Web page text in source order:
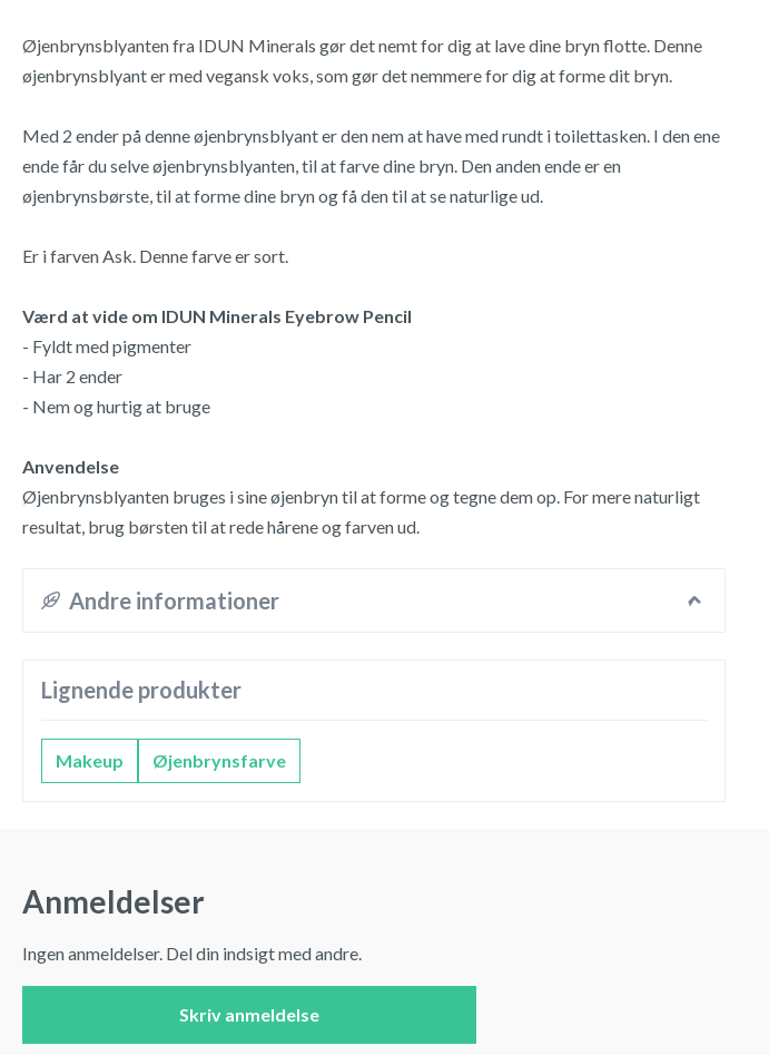
Øjenbrynsblyanten fra IDUN Minerals gør det nemt for dig at lave dine bryn flotte. Denne
øjenbrynsblyant er med vegansk voks, som gør det nemmere for dig at forme dit bryn.
Med 2 ender på denne øjenbrynsblyant er den nem at have med rundt i toilettasken. I den ene
ende får du selve øjenbrynsblyanten, til at farve dine bryn. Den anden ende er en
øjenbrynsbørste, til at forme dine bryn og få den til at se naturlige ud.
Er i farven Ask. Denne farve er sort.
Værd at vide om IDUN Minerals Eyebrow Pencil
- Fyldt med pigmenter
- Har 2 ender
- Nem og hurtig at bruge
Anvendelse
Øjenbrynsblyanten bruges i sine øjenbryn til at forme og tegne dem op. For mere naturligt
resultat, brug børsten til at rede hårene og farven ud.
Andre informationer
Lignende produkter
Makeup Øjenbrynsfarve
Anmeldelser
Ingen anmeldelser. Del din indsigt med andre.
Skriv anmeldelse